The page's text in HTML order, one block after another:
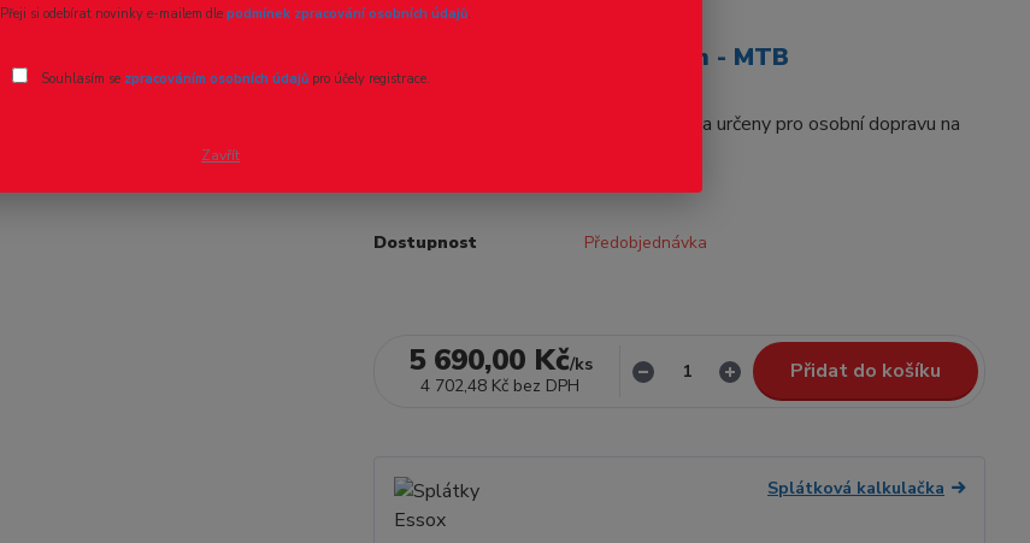
H0 - ČSD M131.1278 + CDlm - MTB
Motorové vozy řady M131.1 (801) byla určeny pro osobní dopravu na
Dostupnost Předobjednávka
5 690,00 Kč/ks
4 702,48 Kč bez DPH
Přidat do košíku
Splátková kalkulačka
Přeji si odebírat novinky e-mailem dle podmínek zpracování osobních údajů.
Souhlasím se zpracováním osobních údajůpro účely registrace.
Zavřít